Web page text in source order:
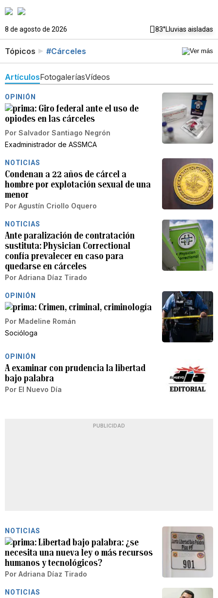
8 de agosto de 2026 83°Lluvias aisladas
Tópicos #Cárceles
ArtículosFotogaleríasVídeos
OPINIÓN
Giro federal ante el uso de
opiodes en las cárceles
Por Salvador Santiago Negrón
Exadministrador de ASSMCA
NOTICIAS
Condenan a 22 años de cárcel a
hombre por explotación sexual de una
menor
Por Agustín Criollo Oquero
NOTICIAS
Ante paralización de contratación
sustituta: Physician Correctional
confía prevalecer en caso para
quedarse en cárceles
Por Adriana Díaz Tirado
OPINIÓN
Crimen, criminal, criminología
Por Madeline Román
Socióloga
OPINIÓN
A examinar con prudencia la libertad
bajo palabra
Por El Nuevo Día
PUBLICIDAD
NOTICIAS
Libertad bajo palabra: ¿se
necesita una nueva ley o más recursos
humanos y tecnológicos?
Por Adriana Díaz Tirado
NOTICIAS